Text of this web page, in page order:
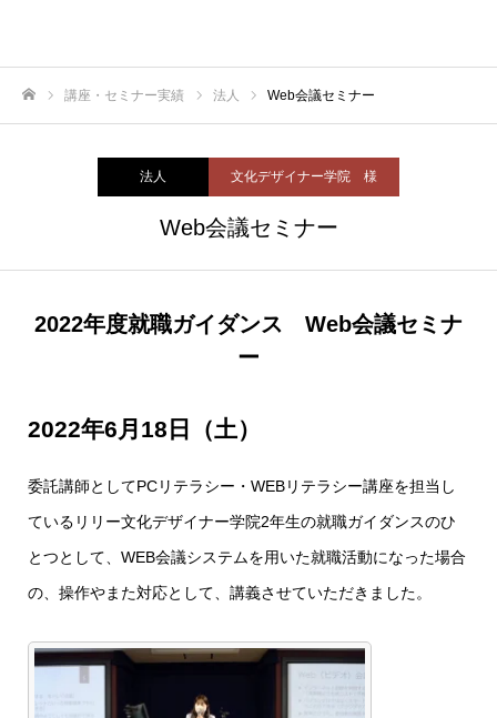
講座・セミナー実績 法人 Web会議セミナー
法人 文化デザイナー学院 様
Web会議セミナー
2022年度就職ガイダンス Web会議セミナ
ー
2022年6月18日（土）
委託講師としてPCリテラシー・WEBリテラシー講座を担当し
ているリリー文化デザイナー学院2年生の就職ガイダンスのひ
とつとして、WEB会議システムを用いた就職活動になった場合
の、操作やまた対応として、講義させていただきました。